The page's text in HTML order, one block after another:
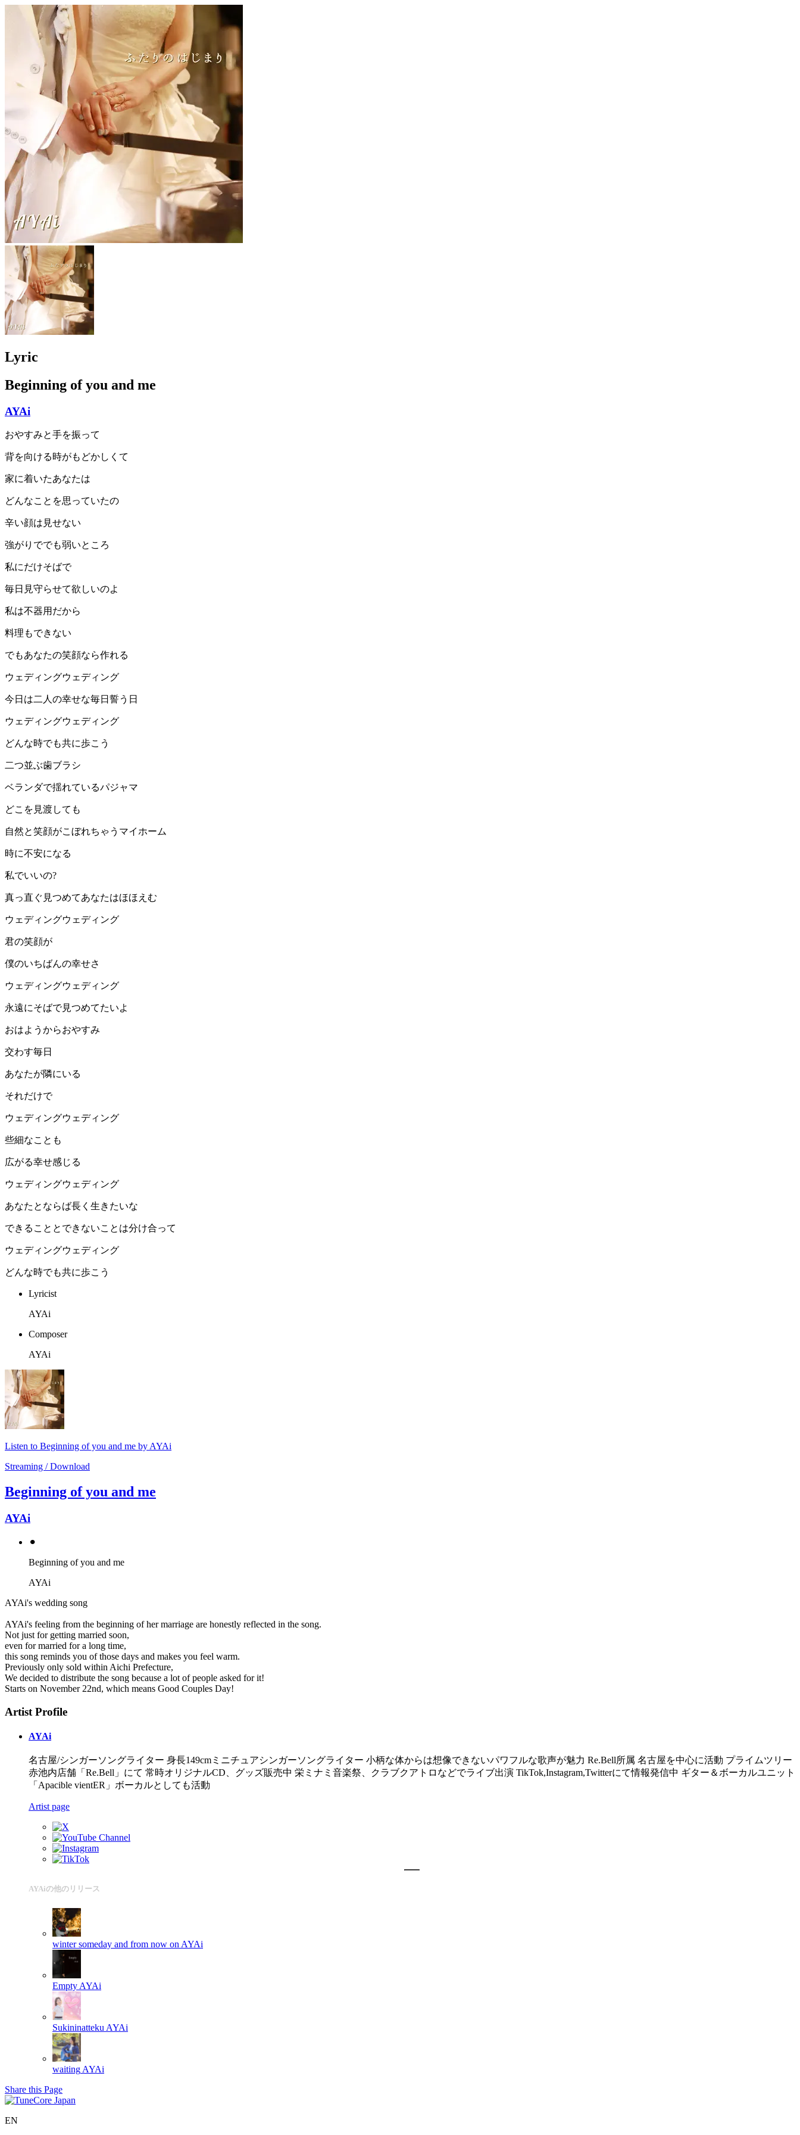
Lyric
Beginning of you and me
AYAi
おやすみと手を振って
背を向ける時がもどかしくて
家に着いたあなたは
どんなことを思っていたの
辛い顔は見せない
強がりででも弱いところ
私にだけそばで
毎日見守らせて欲しいのよ
私は不器用だから
料理もできない
でもあなたの笑顔なら作れる
ウェディングウェディング
今日は二人の幸せな毎日誓う日
ウェディングウェディング
どんな時でも共に歩こう
二つ並ぶ歯ブラシ
ベランダで揺れているパジャマ
どこを見渡しても
自然と笑顔がこぼれちゃうマイホーム
時に不安になる
私でいいの?
真っ直ぐ見つめてあなたはほほえむ
ウェディングウェディング
君の笑顔が
僕のいちばんの幸せさ
ウェディングウェディング
永遠にそばで見つめてたいよ
おはようからおやすみ
交わす毎日
あなたが隣にいる
それだけで
ウェディングウェディング
些細なことも
広がる幸せ感じる
ウェディングウェディング
あなたとならば長く生きたいな
できることとできないことは分け合って
ウェディングウェディング
どんな時でも共に歩こう
Lyricist
AYAi
Composer
AYAi
Listen to Beginning of you and me by AYAi
Streaming / Download
Beginning of you and me
AYAi
⚫︎
Beginning of you and me
AYAi
AYAi's wedding song
AYAi's feeling from the beginning of her marriage are honestly reflected in the song.
Not just for getting married soon,
even for married for a long time,
this song reminds you of those days and makes you feel warm.
Previously only sold within Aichi Prefecture,
We decided to distribute the song because a lot of people asked for it!
Starts on November 22nd, which means Good Couples Day!
Artist Profile
AYAi
名古屋/シンガーソングライター 身長149cmミニチュアシンガーソングライター 小柄な体からは想像できないパワフルな歌声が魅力 Re.Bell所属 名古屋を中心に活動 プライムツリー
赤池内店舗「Re.Bell」にて 常時オリジナルCD、グッズ販売中 栄ミナミ音楽祭、クラブクアトロなどでライブ出演 TikTok,Instagram,Twitterにて情報発信中 ギター＆ボーカルユニット
「Apacible vientER」ボーカルとしても活動
Artist page
AYAiの他のリリース
winter someday and from now on AYAi
Empty AYAi
Sukininatteku AYAi
waiting AYAi
Share this Page
EN